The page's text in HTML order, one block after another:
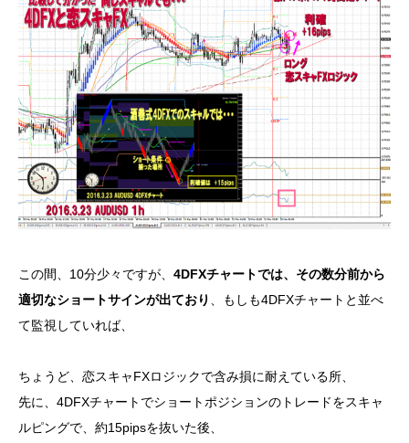
この間、10分少々ですが、 4DFXチャートでは、その数分前から
適切なショートサインが出ており 、もしも4DFXチャートと並べ
て監視していれば、
ちょうど、恋スキャFXロジックで含み損に耐えている所、
先に、4DFXチャートでショートポジションのトレードをスキャ
ルピングで、約15pipsを抜いた後、